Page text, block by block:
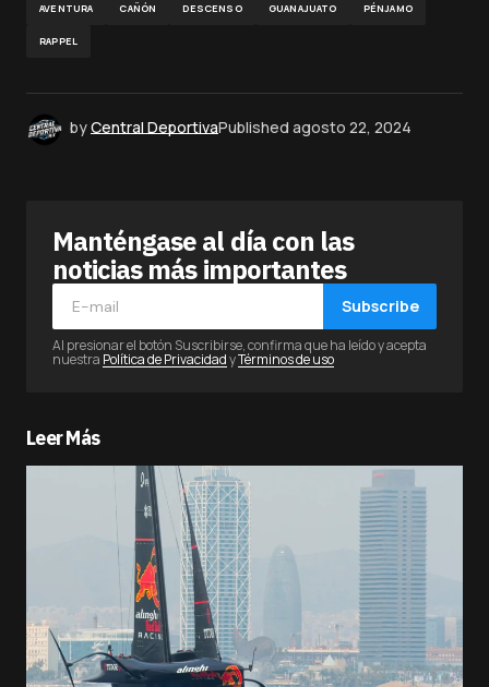
AVENTURA CAÑÓN DESCENSO GUANAJUATO PÉNJAMO
RAPPEL
byCentral DeportivaPublished agosto 22, 2024
Manténgase al día con las
noticias más importantes
Subscribe
Al presionar el botón Suscribirse, confirma que ha leído y acepta
nuestra Política de PrivacidadyTérminos de uso
Leer Más